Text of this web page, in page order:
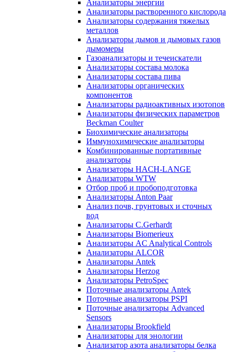
Анализаторы энергии
Анализаторы растворенного кислорода
Анализаторы содержания тяжелых
металлов
Анализаторы дымов и дымовых газов
дымомеры
Газоанализаторы и течеискатели
Анализаторы состава молока
Анализаторы состава пива
Анализаторы органических
компонентов
Анализаторы радиоактивных изотопов
Анализаторы физических параметров
Beckman Coulter
Биохимические анализаторы
Иммунохимические анализаторы
Комбинированные портативные
анализаторы
Анализаторы HACH-LANGE
Анализаторы WTW
Отбор проб и пробоподготовка
Анализаторы Anton Paar
Анализ почв, грунтовых и сточных
вод
Анализаторы C.Gerhardt
Анализаторы Biomerieux
Анализаторы AC Analytical Controls
Анализаторы ALCOR
Анализаторы Antek
Анализаторы Herzog
Анализаторы PetroSpec
Поточные анализаторы Antek
Поточные анализаторы PSPI
Поточные анализаторы Advanced
Sensors
Анализаторы Brookfield
Анализаторы для энологии
Анализатор азота анализаторы белка